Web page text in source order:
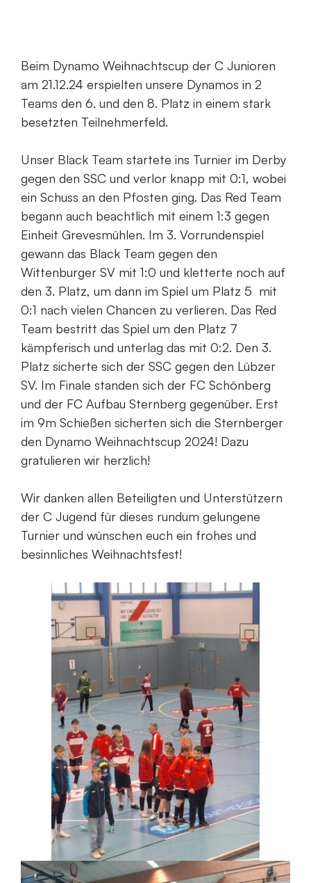
Beim Dynamo Weihnachtscup der C Junioren
am 21.12.24 erspielten unsere Dynamos in 2
Teams den 6. und den 8. Platz in einem stark
besetzten Teilnehmerfeld.
Unser Black Team startete ins Turnier im Derby
gegen den SSC und verlor knapp mit 0:1, wobei
ein Schuss an den Pfosten ging. Das Red Team
begann auch beachtlich mit einem 1:3 gegen
Einheit Grevesmühlen. Im 3. Vorrundenspiel
gewann das Black Team gegen den
Wittenburger SV mit 1:0 und kletterte noch auf
den 3. Platz, um dann im Spiel um Platz 5 mit
0:1 nach vielen Chancen zu verlieren. Das Red
Team bestritt das Spiel um den Platz 7
kämpferisch und unterlag das mit 0:2. Den 3.
Platz sicherte sich der SSC gegen den Lübzer
SV. Im Finale standen sich der FC Schönberg
und der FC Aufbau Sternberg gegenüber. Erst
im 9m Schießen sicherten sich die Sternberger
den Dynamo Weihnachtscup 2024! Dazu
gratulieren wir herzlich!
Wir danken allen Beteiligten und Unterstützern
der C Jugend für dieses rundum gelungene
Turnier und wünschen euch ein frohes und
besinnliches Weihnachtsfest!